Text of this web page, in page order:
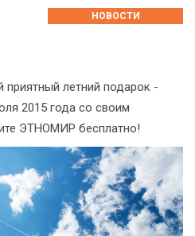
НОВОСТИ
приятный летний подарок -
2015 года со своим
ЭТНОМИР бесплатно!